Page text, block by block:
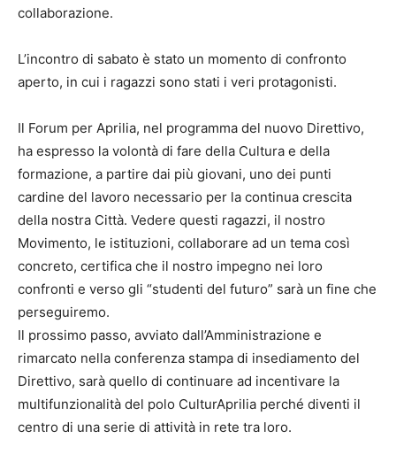
collaborazione.
L’incontro di sabato è stato un momento di confronto
aperto, in cui i ragazzi sono stati i veri protagonisti.
Il Forum per Aprilia, nel programma del nuovo Direttivo,
ha espresso la volontà di fare della Cultura e della
formazione, a partire dai più giovani, uno dei punti
cardine del lavoro necessario per la continua crescita
della nostra Città. Vedere questi ragazzi, il nostro
Movimento, le istituzioni, collaborare ad un tema così
concreto, certifica che il nostro impegno nei loro
confronti e verso gli “studenti del futuro” sarà un fine che
perseguiremo.
Il prossimo passo, avviato dall’Amministrazione e
rimarcato nella conferenza stampa di insediamento del
Direttivo, sarà quello di continuare ad incentivare la
multifunzionalità del polo CulturAprilia perché diventi il
centro di una serie di attività in rete tra loro.